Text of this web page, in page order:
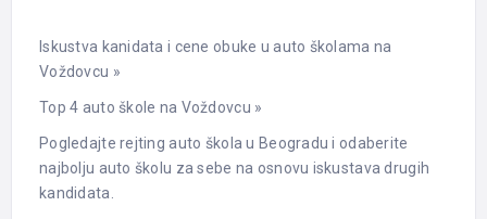
Iskustva kanidata i cene obuke u auto školama na
Voždovcu »
Top 4 auto škole na Voždovcu »
Pogledajte rejting auto škola u Beogradu i odaberite
najbolju auto školu za sebe na osnovu iskustava drugih
kandidata.